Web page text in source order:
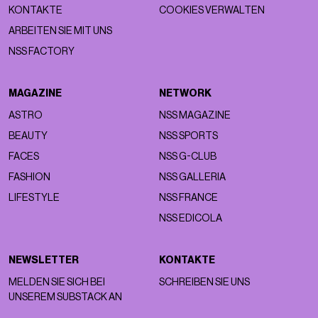
KONTAKTE
ARBEITEN SIE MIT UNS
NSS FACTORY
COOKIES VERWALTEN
MAGAZINE
ASTRO
BEAUTY
FACES
FASHION
LIFESTYLE
NETWORK
NSS MAGAZINE
NSS SPORTS
NSS G-CLUB
NSS GALLERIA
NSS FRANCE
NSS EDICOLA
NEWSLETTER
MELDEN SIE SICH BEI
UNSEREM SUBSTACK AN
KONTAKTE
SCHREIBEN SIE UNS